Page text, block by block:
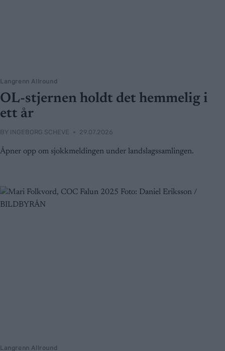
Langrenn Allround
OL-stjernen holdt det hemmelig i
ett år
BY INGEBORG SCHEVE 29.07.2026
Åpner opp om sjokkmeldingen under landslagssamlingen.
Langrenn Allround